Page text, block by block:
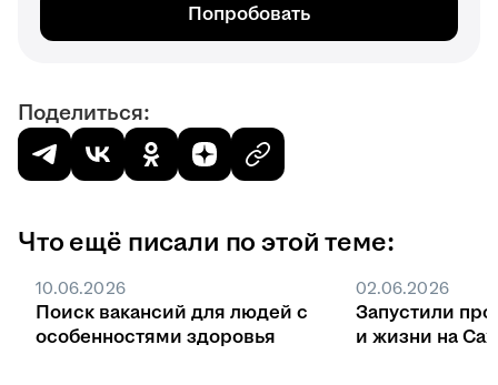
Попробовать
Поделиться:
Что ещё писали по этой теме:
10.06.2026
Поиск вакансий для людей с
особенностями здоровья
02.06.2026
Запустили
и жизни на